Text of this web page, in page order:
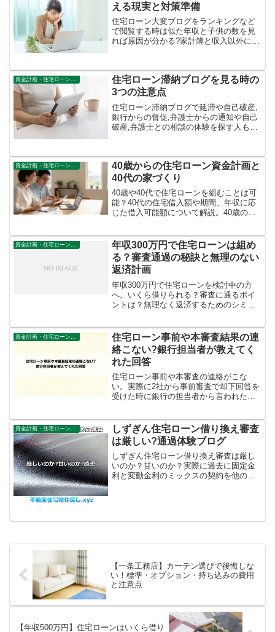
える現実と対策準備
住宅ローン大変ブログをランキングなど
で閲覧する時は似た年収と子供の数を見
れば原因が分かる?家計簿と収入以外にも
資金計画・住宅ローン審査
住宅ローン滞納ブログを見る時の
3つの注意点
住宅ローン滞納ブログで延滞や自己破産,
銀行からの督促,弁護士からの通知や自己
破産,弁護士との相談の体験を探す人も実
大切な事がある。一括では難しい現実に
自宅を守るために何を見ておくべきか?
資金計画・住宅ローン審査
40歳からの住宅ローン資金計画と
40代の家づくり
40歳や40代で住宅ローンを組むことは可
能？40代の住宅借入額や期間、年収に応
じた借入可能額について解説。40歳の家
ーン組む際のリスクや住宅の選び方も解
説。
資金計画・住宅ローン審査
年収300万円で住宅ローンは組め
る？審査通過の秘訣と無理のない
返済計画
年収300万円で住宅ローンを検討中の方
へ。いくら借りられる？審査に通るポイ
ントは？無理なく返済するためのシミュ
住宅ローン事前や本審査結果の連
絡こない?銀行担当者が教えてく
れた回答
住宅ローン事前や本審査の連絡がこな
い。実際に2社から事前審査で却下回答を
受けた時に銀行の担当者から言われた内
ています。
資金計画・住宅ローン審査
しずぎん住宅ローン借り換え審査
は厳しい?通過体験ブログ
しずぎん住宅ローン借り換え審査は厳し
いのか？甘いのか？実際に過去に固定金
利と変動金利のミックスの契約を他の地
【一条工務店】カーテン選びで後悔しな
い！標準・オプション・持ち込みの費用
と注意点
【年収500万円】住宅ローンはいくら借り